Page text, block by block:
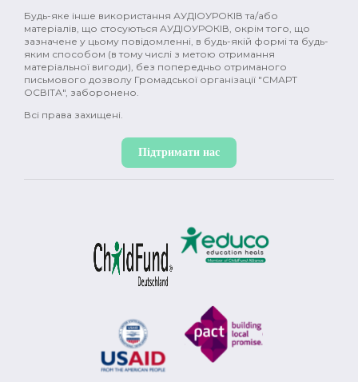
Будь-яке інше використання АУДІОУРОКІВ та/або
матеріалів, що стосуються АУДІОУРОКІВ, окрім того, що
зазначене у цьому повідомленні, в будь-якій формі та будь-
яким способом (в тому числі з метою отримання
матеріальної вигоди), без попередньо отриманого
письмового дозволу Громадської організації "СМАРТ
ОСВІТА", заборонено.
Всі права захищені.
Підтримати нас